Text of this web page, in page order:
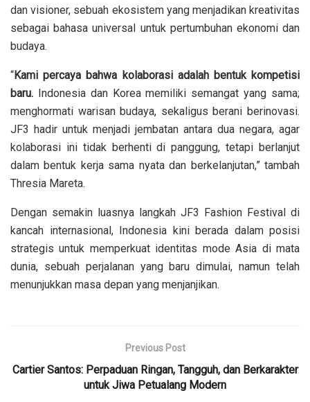
dan visioner, sebuah ekosistem yang menjadikan kreativitas
sebagai bahasa universal untuk pertumbuhan ekonomi dan
budaya.
“Kami percaya bahwa kolaborasi adalah bentuk kompetisi
baru. Indonesia dan Korea memiliki semangat yang sama;
menghormati warisan budaya, sekaligus berani berinovasi.
JF3 hadir untuk menjadi jembatan antara dua negara, agar
kolaborasi ini tidak berhenti di panggung, tetapi berlanjut
dalam bentuk kerja sama nyata dan berkelanjutan,” tambah
Thresia Mareta.
Dengan semakin luasnya langkah JF3 Fashion Festival di
kancah internasional, Indonesia kini berada dalam posisi
strategis untuk memperkuat identitas mode Asia di mata
dunia, sebuah perjalanan yang baru dimulai, namun telah
menunjukkan masa depan yang menjanjikan.
Previous Post
Cartier Santos: Perpaduan Ringan, Tangguh, dan Berkarakter
untuk Jiwa Petualang Modern